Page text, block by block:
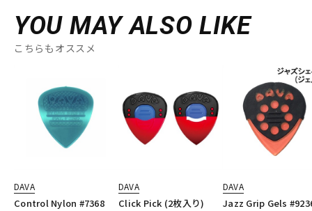
YOU MAY ALSO LIKE
こちらもオススメ
DAVA
Control Nylon #7368
DAVA
Click Pick (2枚入り)
DAVA
Jazz Grip Gels